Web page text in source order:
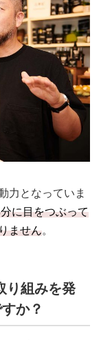
力となっていま
に目をつぶって
ません。
り組みを発
か？